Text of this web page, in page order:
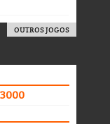
OUTROS JOGOS